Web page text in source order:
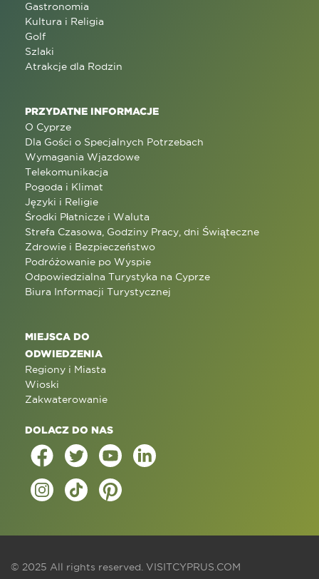
Gastronomia
Kultura i Religia
Golf
Szlaki
Atrakcje dla Rodzin
PRZYDATNE INFORMACJE
O Cyprze
Dla Gości o Specjalnych Potrzebach
Wymagania Wjazdowe
Telekomunikacja
Pogoda i Klimat
Języki i Religie
Środki Płatnicze i Waluta
Strefa Czasowa, Godziny Pracy, dni Świąteczne
Zdrowie i Bezpieczeństwo
Podróżowanie po Wyspie
Odpowiedzialna Turystyka na Cyprze
Biura Informacji Turystycznej
MIEJSCA DO
ODWIEDZENIA
Regiony i Miasta
Wioski
Zakwaterowanie
DOLACZ DO NAS
© 2025 All rights reserved. VISITCYPRUS.COM